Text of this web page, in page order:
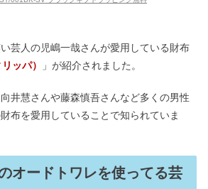
芸人の児嶋一哉さんが愛用している財布
ッパ） 」が紹介されました。
井慧さんや藤森慎吾さんなど多くの男性
布を愛用していることで知られていま
オードトワレを使ってる芸